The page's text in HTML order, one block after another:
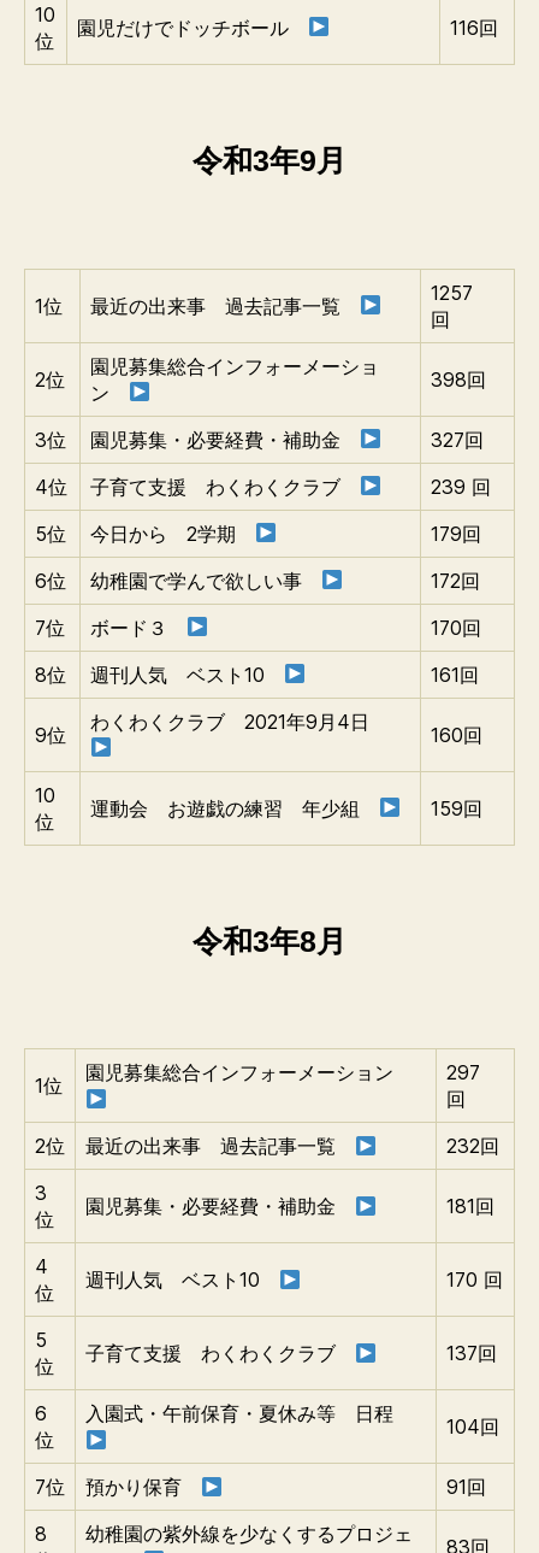
10
位
園児だけでドッチボール 116回
令和3年9月
1位 最近の出来事 過去記事一覧
1257
回
2位
園児募集総合インフォーメーショ
ン
398回
3位 園児募集・必要経費・補助金
327回
4位
子育て支援 わくわくクラブ
239 回
5位
今日から 2学期
179回
6位
幼稚園で学んで欲しい事
172回
7位
ボード３
170回
8位
週刊人気 ベスト10 161回
9位
わくわくクラブ 2021年9月4日
160回
10
位
運動会 お遊戯の練習 年少組 159回
令和3年8月
1位
園児募集総合インフォーメーション
297
回
2位
最近の出来事 過去記事一覧
232回
3
位
園児募集・必要経費・補助金 181回
4
位
週刊人気 ベスト10 170 回
5
位
子育て支援 わくわくクラブ 137回
6
位
入園式・午前保育・夏休み等 日程
104回
7位 預かり保育
91回
8
幼稚園の紫外線を少なくするプロジェ
83回